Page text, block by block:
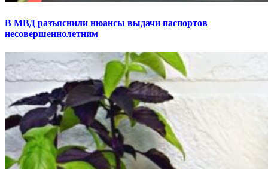
В МВД разъяснили нюансы выдачи паспортов
несовершеннолетним